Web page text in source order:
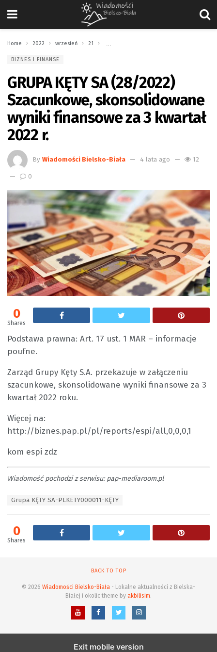
Home 2022 wrzesień 21
BIZNES I FINANSE
GRUPA KĘTY SA (28/2022)
Szacunkowe, skonsolidowane
wyniki finansowe za 3 kwartał
2022 r.
By Wiadomości Bielsko-Biała 4 lata ago 12
0
0
Shares
Podstawa prawna: Art. 17 ust. 1 MAR – informacje
poufne.
Zarząd Grupy Kęty S.A. przekazuje w załączeniu
szacunkowe, skonsolidowane wyniki finansowe za 3
kwartał 2022 roku.
Więcej na:
http://biznes.pap.pl/pl/reports/espi/all,0,0,0,1
kom espi zdz
Wiadomość pochodzi z serwisu: pap-mediaroom.pl
Grupa KĘTY SA-PLKETY000011-KĘTY
0
Shares
BACK TO TOP
© 2026 Wiadomości Bielsko-Biała - Lokalne aktualności z Bielska-
Białej i okolic theme by akbilisim.
Exit mobile version